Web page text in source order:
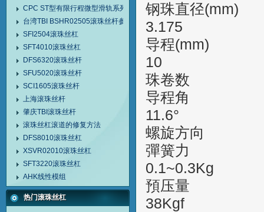
CPC ST型有限行程微型滑轨系列
台湾TBI BSHR02505滚珠丝杆参数
SFI2504滚珠丝杠
SFT4010滚珠丝杠
DFS6320滚珠丝杆
SFU5020滚珠丝杆
SCI1605滚珠丝杆
上海滚珠丝杆
肇庆TBI滚珠丝杆
滚珠丝杠滚道的修复方法
DFS8010滚珠丝杠
XSVR02010滚珠丝杠
SFT3220滚珠丝杠
AHK线性模组
热门滚珠丝杠
钢珠直
3.175
导
10
珠卷数
导程
11.6°
螺旋
彈簧
0.1~0.3Kg
預
38Kgf